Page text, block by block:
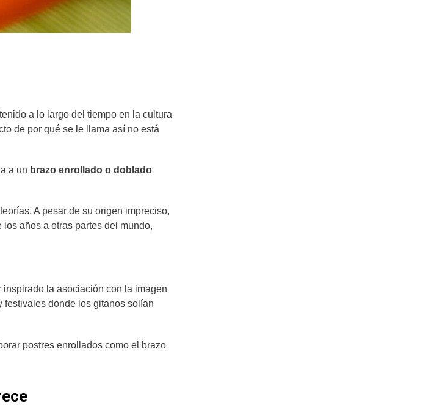
a lo largo del tiempo en la cultura
de por qué se le llama así no está
a un brazo enrollado o doblado
A pesar de su origen impreciso,
años a otras partes del mundo,
inspirado la asociación con la imagen
festivales donde los gitanos solían
postres enrollados como el brazo